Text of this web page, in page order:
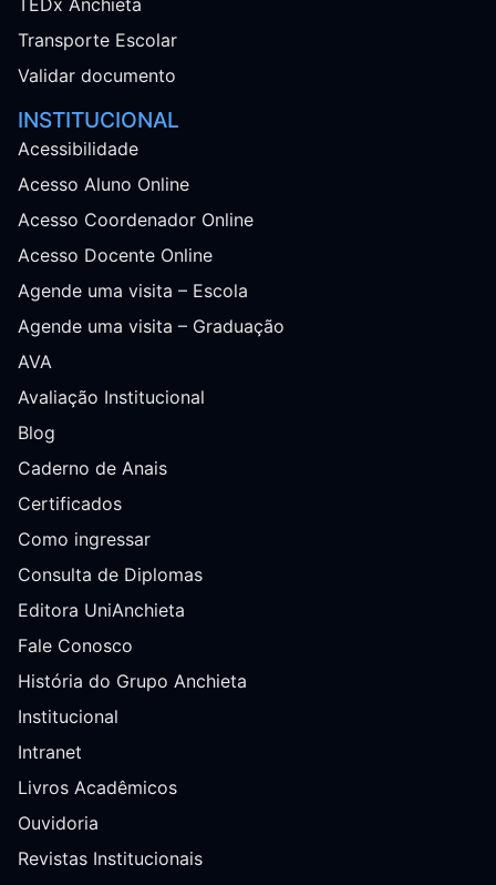
TEDx Anchieta
Transporte Escolar
Validar documento
INSTITUCIONAL
Acessibilidade
Acesso Aluno Online
Acesso Coordenador Online
Acesso Docente Online
Agende uma visita – Escola
Agende uma visita – Graduação
AVA
Avaliação Institucional
Blog
Caderno de Anais
Certificados
Como ingressar
Consulta de Diplomas
Editora UniAnchieta
Fale Conosco
História do Grupo Anchieta
Institucional
Intranet
Livros Acadêmicos
Ouvidoria
Revistas Institucionais